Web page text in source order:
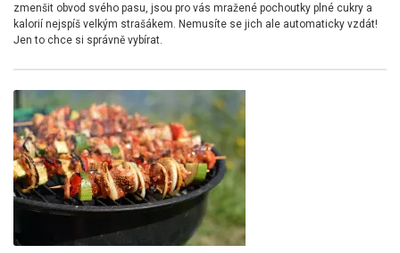
zmenšit obvod svého pasu, jsou pro vás mražené pochoutky plné cukry a
kalorií nejspíš velkým strašákem. Nemusíte se jich ale automaticky vzdát!
Jen to chce si správně vybírat.